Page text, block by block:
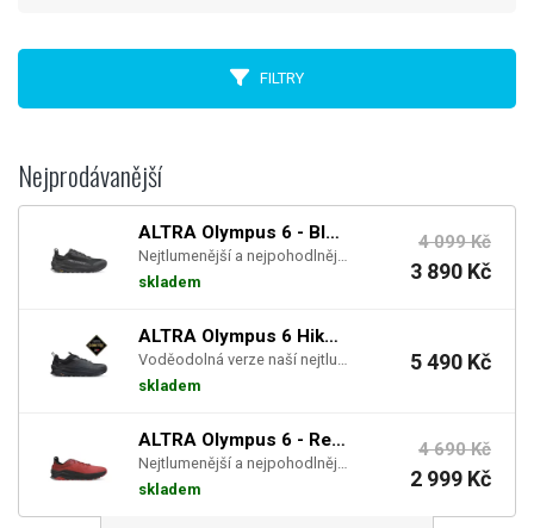
FILTRY
Nejprodávanější
ALTRA Olympus 6 - Black/Black (M)
Nejtlumenější a nejpohodlnější trailová bota, která vás podrží v jakémkoliv terénu na celodenním ...
skladem
4 099 Kč
3 890 Kč
ALTRA Olympus 6 Hike Low GTX - Black (M)
Voděodolná verze naší nejtlumenější a nejpohodlnější trailové boty, která vás podrží v jakémkoliv...
skladem
5 490 Kč
ALTRA Olympus 6 - Red (M)
Nejtlumenější a nejpohodlnější trailová bota, která vás podrží v jakémkoliv terénu na celodenním ...
skladem
4 690 Kč
2 999 Kč